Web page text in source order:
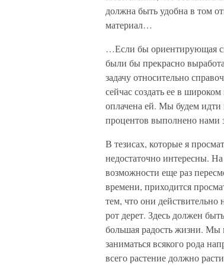
должна быть удобна в том
материал…
…Если бы ориентирующая
были бы прекрасно
задачу относительно
сейчас создать ее в
оплачена ей. Мы будем идти
процентов выполнено нами
В тезисах, которые я
недостаточно интересны.
возможности еще раз
времени, приходится
тем, что они
рот дерет. Здесь должен
большая радость жизни.
заниматься всякого рода
всего растение должно